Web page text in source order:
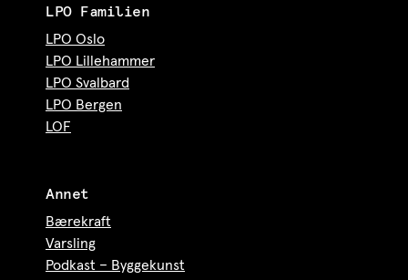
LPO Familien
LPO Oslo
LPO Lillehammer
LPO Svalbard
LPO Bergen
LOF
Annet
Bærekraft
Varsling
Podkast – Byggekunst